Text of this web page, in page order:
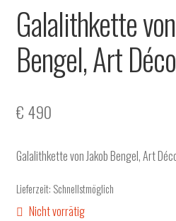
Galalithkette
Bengel, Art
€ 490
Galalithkette von Jakob Bengel, Art
Lieferzeit: Schnellstmöglich
Nicht vorrätig